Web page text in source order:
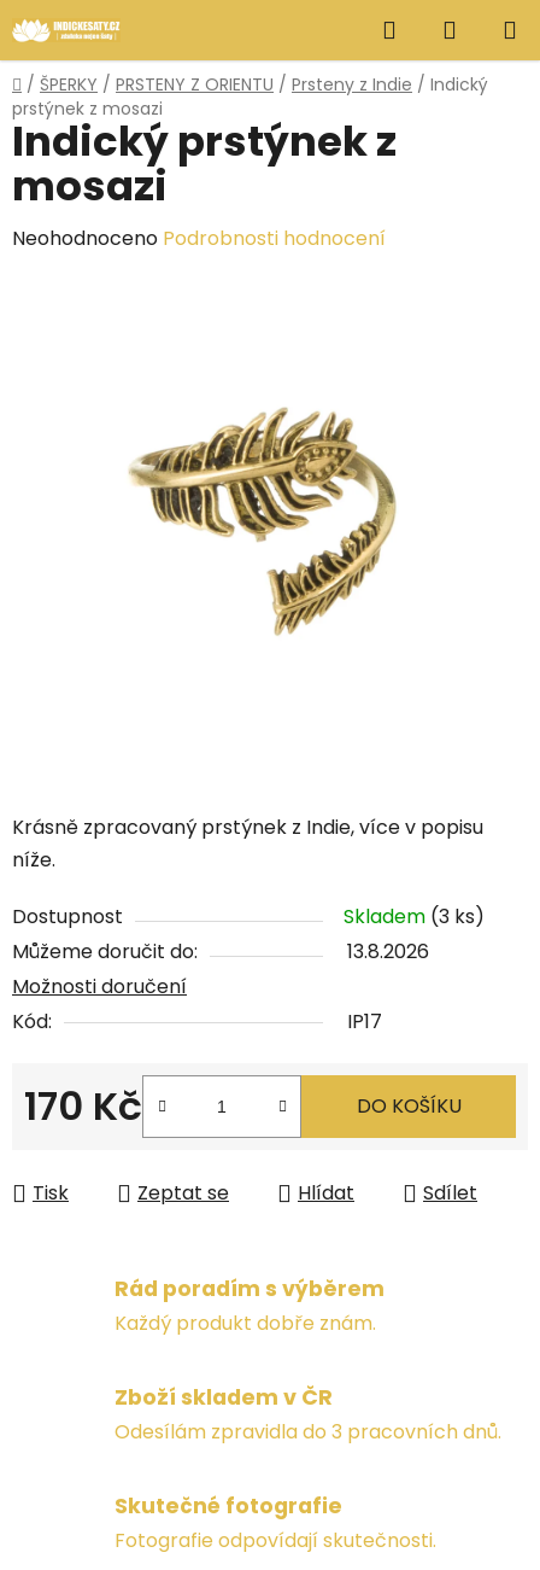
na
obsah
Hledat
KOŠÍK
Domů
/ ŠPERKY / PRSTENY Z ORIENTU / Prsteny z Indie / Indický
prstýnek z mosazi
Krásně zpracovaný prstýnek z Indie, více v popisu
níže.
Dostupnost Skladem (3 ks)
Můžeme doručit do:
13.8.2026
Možnosti doručení
Kód:
IP17
170 Kč DO KOŠÍKU
Tisk Zeptat se Hlídat Sdílet
Indický prstýnek z
mosazi
Průměrné
Neohodnoceno Podrobnosti hodnocení
Rád poradím s výběrem
Každý produkt dobře znám.
Zboží skladem v ČR
Odesílám zpravidla do 3 pracovních dnů.
Skutečné fotografie
Fotografie odpovídají skutečnosti.